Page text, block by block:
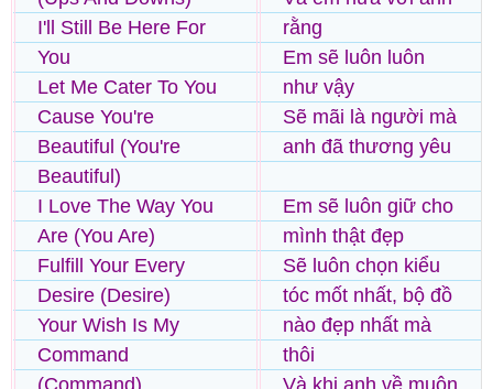
I'll Still Be Here For
You
Let Me Cater To You
Cause You're
Beautiful (You're
Beautiful)
I Love The Way You
Are (You Are)
Fulfill Your Every
Desire (Desire)
Your Wish Is My
Command
(Command)
rằng
Em sẽ luôn luôn
như vậy
Sẽ mãi là người mà
anh đã thương yêu
Em sẽ luôn giữ cho
mình thật đẹp
Sẽ luôn chọn kiểu
tóc mốt nhất, bộ đồ
nào đẹp nhất mà
thôi
Và khi anh về muộn